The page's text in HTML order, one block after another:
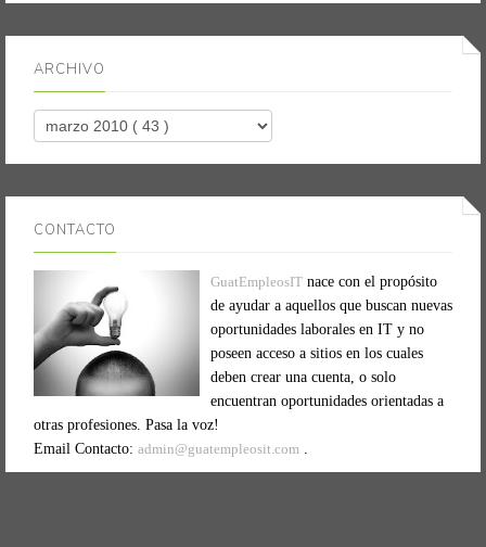
ARCHIVO
CONTACTO
GuatEmpleosIT nace con el propósito
de ayudar a aquellos que buscan nuevas
oportunidades laborales en IT y no
poseen acceso a sitios en los cuales
deben crear una cuenta, o solo
encuentran oportunidades orientadas a
otras profesiones. Pasa la voz!
Email Contacto: admin@guatempleosit.com .